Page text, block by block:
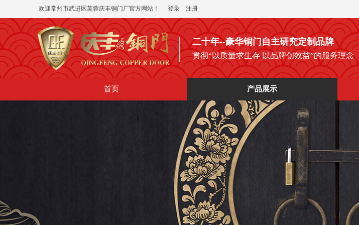
欢迎常州市武进区芙蓉庆丰铜门厂官方网站！ 登录 注册
二十年--豪华铜门自主研究定制品牌
贯彻“以质量求生存 以品牌创效益”的服务理念
首页 产品展示